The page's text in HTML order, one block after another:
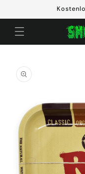
Inhalt